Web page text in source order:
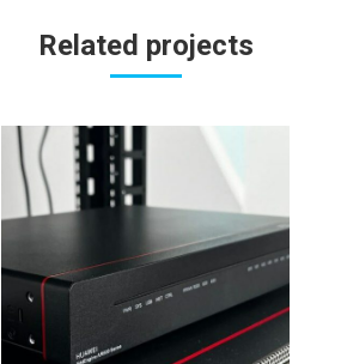
Related projects